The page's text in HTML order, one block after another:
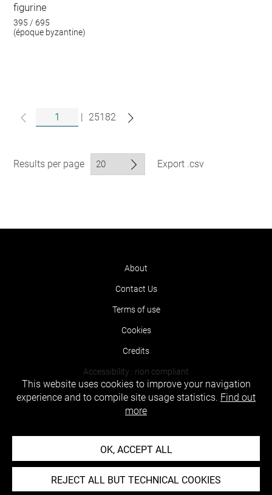
figurine
395 / 695
(époque byzantine)
| 25182
Results per page Export .csv
About
Contact Us
Terms of use
Cookies
Credits
Accessibility : non compliant
This website uses cookies to improve your navigation
experience and to compile site usage statistics. Find out
more
OK, ACCEPT ALL
REJECT ALL BUT TECHNICAL COOKIES